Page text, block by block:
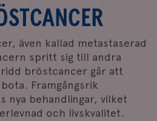
även kallad metastaserad
spritt sig till andra
bröstcancer går att
Framgångsrik
nya behandlingar, vilket
och livskvalitet.